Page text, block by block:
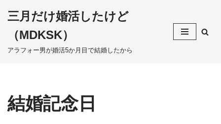
テ
ス
キ
三月だけ婚活したけど
（MDKSK）
アラフォー男が婚活5か月目で結婚したから
結婚記念日